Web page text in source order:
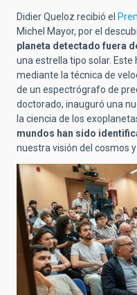
Didier Queloz recibió el
Michel Mayor, por el
planeta detectado fuera
una estrella tipo solar. Este
mediante la técnica de
de un espectrógrafo de
doctorado, inauguró una
la ciencia de los
mundos han sido
nuestra visión del cosmos